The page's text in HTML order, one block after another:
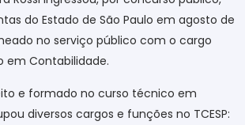
do Estado de São Paulo em agosto de
no serviço público com o cargo
em Contabilidade.
e formado no curso técnico em
diversos cargos e funções no TCESP: